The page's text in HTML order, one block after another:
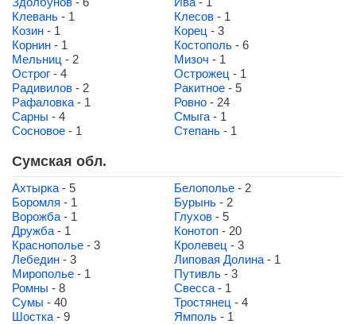
Клевань - 1 Клесов - 1
Козин - 1 Корец - 3
Корнин - 1 Костополь - 6
Мельниц - 2 Мизоч - 1
Острог - 4 Острожец - 1
Радивилов - 2 Ракитное - 5
Рафаловка - 1 Ровно - 24
Сарны - 4 Смыга - 1
Сосновое - 1 Степань - 1
Сумская обл.
Ахтырка - 5 Белополье - 2
Боромля - 1 Бурынь - 2
Ворожба - 1 Глухов - 5
Дружба - 1 Конотоп - 20
Краснополье - 3 Кролевец - 3
Лебедин - 3 Липовая Долина - 1
Мирополье - 1 Путивль - 3
Ромны - 8 Свесса - 1
Сумы - 40 Тростянец - 4
Шостка - 9 Ямполь - 1